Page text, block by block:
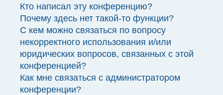
Кто написал эту конференцию?
Почему здесь нет такой-то функции?
С кем можно связаться по вопросу
некорректного использования и/или
юридических вопросов, связанных с этой
конференцией?
Как мне связаться с администратором
конференции?